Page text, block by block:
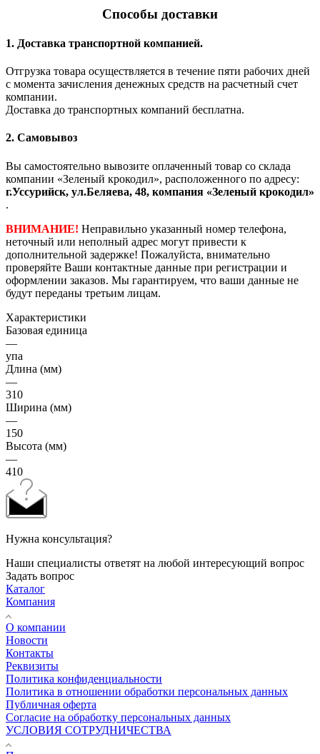
Способы доставки
1. Доставка транспортной компанией.
Отгрузка товара осуществляется в течение пяти рабочих дней
с момента зачисления денежных средств на расчетный счет
компании.
Доставка до транспортных компаний бесплатна.
2. Самовывоз
Вы самостоятельно вывозите оплаченный товар со склада
компании «Зеленый крокодил», расположенного по адресу:
г.Уссурийск, ул.Беляева, 48, компания «Зеленый крокодил»
.
ВНИМАНИЕ! Неправильно указанный номер телефона,
неточный или неполный адрес могут привести к
дополнительной задержке! Пожалуйста, внимательно
проверяйте Ваши контактные данные при регистрации и
оформлении заказов. Мы гарантируем, что ваши данные не
будут переданы третьим лицам.
Характеристики
Базовая единица
—
упа
Длина (мм)
—
310
Ширина (мм)
—
150
Высота (мм)
—
410
Нужна консультация?
Наши специалисты ответят на любой интересующий вопрос
Задать вопрос
Каталог
Компания
О компании
Новости
Контакты
Реквизиты
Политика конфиденциальности
Политика в отношении обработки персональных данных
Публичная оферта
Согласие на обработку персональных данных
УСЛОВИЯ СОТРУДНИЧЕСТВА